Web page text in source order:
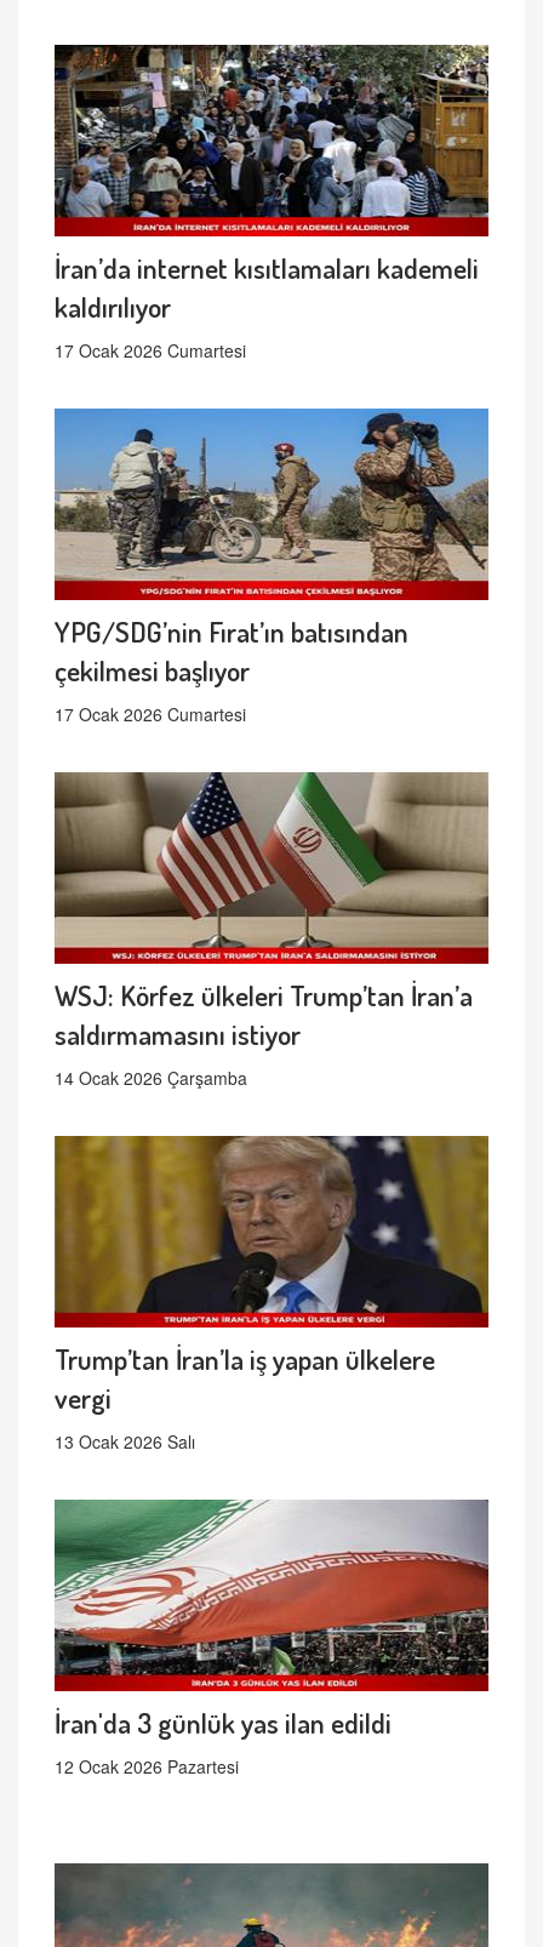
İran’da internet kısıtlamaları kademeli
kaldırılıyor
17 Ocak 2026 Cumartesi
YPG/SDG’nin Fırat’ın batısından
çekilmesi başlıyor
17 Ocak 2026 Cumartesi
WSJ: Körfez ülkeleri Trump’tan İran’a
saldırmamasını istiyor
14 Ocak 2026 Çarşamba
Trump’tan İran’la iş yapan ülkelere
vergi
13 Ocak 2026 Salı
İran'da 3 günlük yas ilan edildi
12 Ocak 2026 Pazartesi